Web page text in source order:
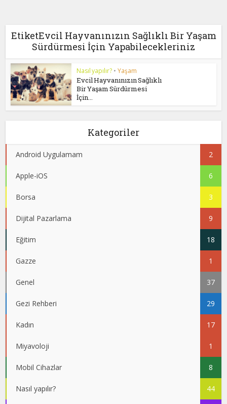
EtiketEvcil Hayvanınızın Sağlıklı Bir Yaşam
Sürdürmesi İçin Yapabilecekleriniz
Nasıl yapılır? • Yaşam
Evcil Hayvanınızın Sağlıklı
Bir Yaşam Sürdürmesi
İçin...
Kategoriler
Android Uygulamam 2
Apple-iOS 6
Borsa 3
Dijital Pazarlama 9
Eğitim 18
Gazze 1
Genel 37
Gezi Rehberi 29
Kadın 17
Miyavoloji 1
Mobil Cihazlar 8
Nasıl yapılır? 44